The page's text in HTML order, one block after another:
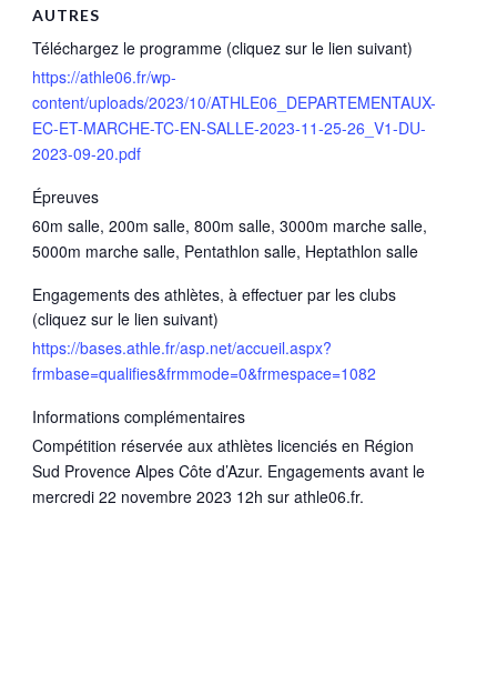
AUTRES
Téléchargez le programme (cliquez sur le lien suivant)
https://athle06.fr/wp-
content/uploads/2023/10/ATHLE06_DEPARTEMENTAUX-
EC-ET-MARCHE-TC-EN-SALLE-2023-11-25-26_V1-DU-
2023-09-20.pdf
Épreuves
60m salle, 200m salle, 800m salle, 3000m marche salle,
5000m marche salle, Pentathlon salle, Heptathlon salle
Engagements des athlètes, à effectuer par les clubs
(cliquez sur le lien suivant)
https://bases.athle.fr/asp.net/accueil.aspx?
frmbase=qualifies&frmmode=0&frmespace=1082
Informations complémentaires
Compétition réservée aux athlètes licenciés en Région
Sud Provence Alpes Côte d’Azur. Engagements avant le
mercredi 22 novembre 2023 12h sur athle06.fr.